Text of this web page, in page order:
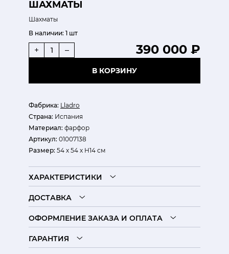
ШАХМАТЫ
Шахматы
Фабрика: Lladro
Страна: Испания
Материал: фарфор
Артикул: 01007138
Размер: 54 х 54 х Н14 см
В наличии: 1 шт
390 000 ₽
+ –
В КОРЗИНУ
ХАРАКТЕРИСТИКИ
ДОСТАВКА
ОФОРМЛЕНИЕ ЗАКАЗА И ОПЛАТА
ГАРАНТИЯ